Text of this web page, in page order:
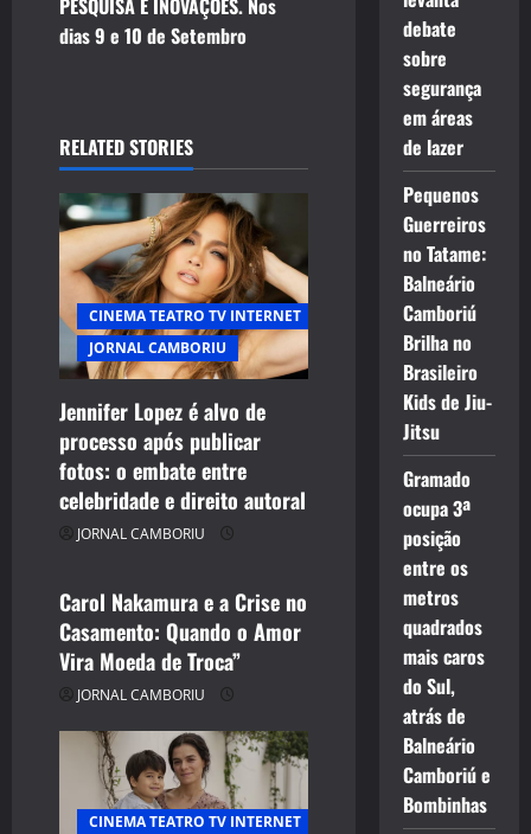
a
i
g
a
t
i
o
n
PESQUISA E INOVAÇÕES. Nos
dias 9 e 10 de Setembro
RELATED STORIES
CINEMA TEATRO TV INTERNET
JORNAL CAMBORIU
Jennifer Lopez é alvo de
processo após publicar
fotos: o embate entre
celebridade e direito autoral
JORNAL CAMBORIU
CELEBRIDADES
CINEMA TEATRO TV INTERNET
ENTRETENIMENTO
JORNAL CAMBORIU
Carol Nakamura e a Crise no
Casamento: Quando o Amor
Vira Moeda de Troca”
JORNAL CAMBORIU
CINEMA TEATRO TV INTERNET
debate
sobre
segurança
em áreas
de lazer
Pequenos
Guerreiros
no Tatame:
Balneário
Camboriú
Brilha no
Brasileiro
Kids de Jiu-
Jitsu
Gramado
ocupa 3ª
posição
entre os
metros
quadrados
mais caros
do Sul,
atrás de
Balneário
Camboriú e
Bombinhas